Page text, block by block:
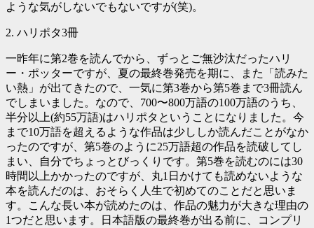
ような気がしないでもないですが(笑)。
2. ハリポタ3冊
一昨年に第2巻を読んでから、ずっとご無沙汰だったハリ
ー・ポッターですが、夏の最終巻発売を期に、また「読みた
い熱」が出てきたので、一気に第3巻から第5巻まで3冊読ん
でしまいました。なので、700〜800万語の100万語のうち、
半分以上(約55万語)はハリポタということになりました。今
まで10万語を超えるような作品は少ししか読んだことがなか
ったのですが、第5巻のように25万語超の作品を読破してし
まい、自分でちょっとびっくりです。第5巻を読むのには30
時間以上かかったのですが、丸1日かけても読めないような
本を読んだのは、おそらく人生で初めてのことだと思いま
す。こんな長い本が読めたのは、作品の魅力が大きな理由の
1つだと思います。日本語版の最終巻が出る前に、コンプリ